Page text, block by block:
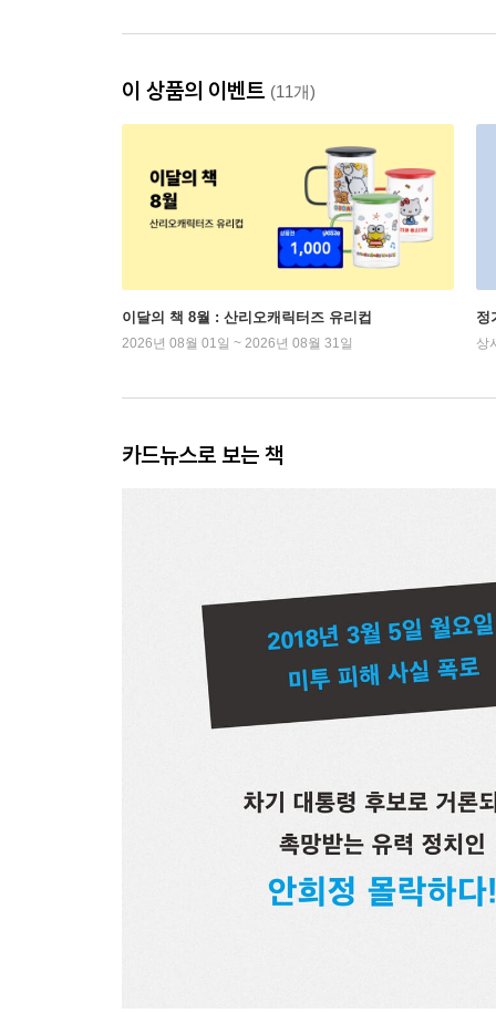
이 상품의 이벤트 (11개)
이달의 책 8월 : 산리오캐릭터즈 유리컵
2026년 08월 01일 ~ 2026년 08월 31일
정
상
카드뉴스로 보는 책